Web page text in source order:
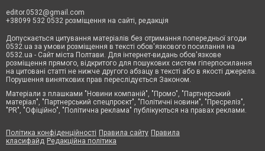
editor.0532@gmail.com
+38099 532 0532 розміщення на сайті, редакція
Допускається цитування матеріалів без отримання попередньої згоди
0532.ua за умови розміщення в тексті обов'язкового посилання на
0532.ua - Сайт міста Полтави. Для інтернет-видань обов'язкове
розміщення прямого, відкритого для пошукових систем гіперпосилання
на цитовані статті не нижче другого абзацу в тексті або в якості джерела.
Порушення виняткових прав переслідується Законом.
Матеріали з плашками "Новини компаній", "Промо", "Партнерський
матеріал", "Партнерський спецпроєкт", "Політичні новини", "Пресреліз",
"PR", "Офіційно", "Політична реклама" публікуються на правах реклами.
Політика конфіденційності Правила сайту Правила
класифайд Редакційна політика